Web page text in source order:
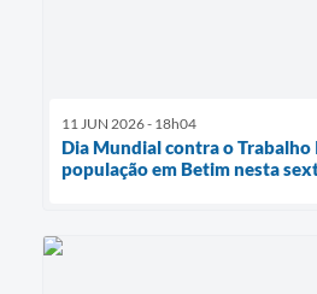
11 JUN 2026 - 18h04
Dia Mundial contra o
população em Betim nesta